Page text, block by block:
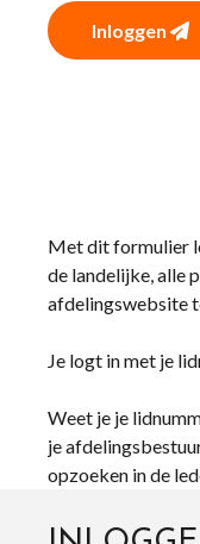
Inloggen
Met dit formulier
de landelijke, alle
afdelingswebsite
Je logt in met je
Weet je je
je
opzoeken in de